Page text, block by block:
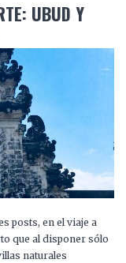
UBUD Y
posts, en el viaje a
que al disponer sólo
naturales